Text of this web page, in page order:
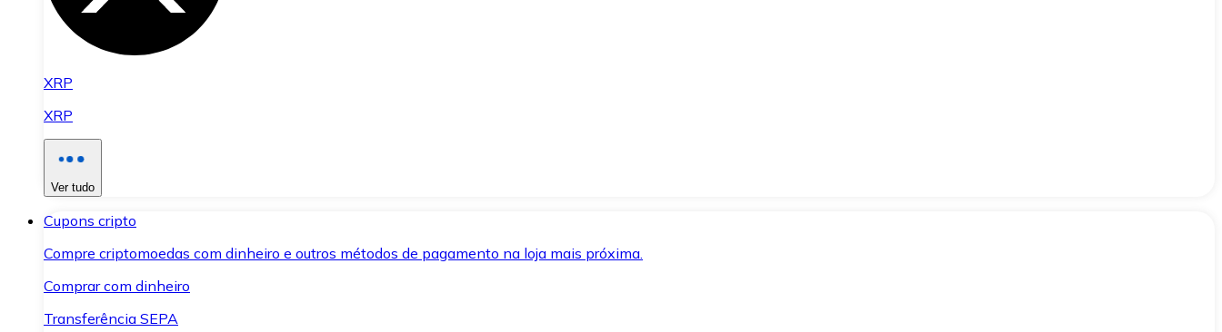
XRP
XRP
Ver tudo
Cupons cripto
Compre criptomoedas com dinheiro e outros métodos de pagamento na loja mais próxima.
Comprar com dinheiro
Transferência SEPA